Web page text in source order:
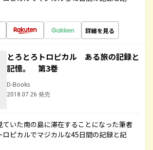
詳細を見る
とろとろトロピカル ある旅の記録と
記憶。 第3巻
D-Books
2018.07.26 発売
ていた南の島に滞在することになった筆者
ロピカルでマジカルな45日間の記録と記